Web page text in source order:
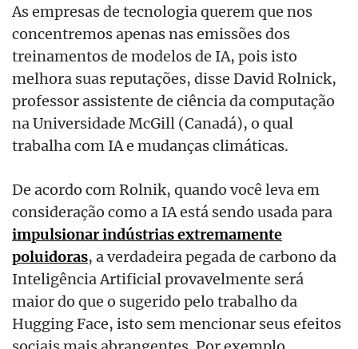
As empresas de tecnologia querem que nos
concentremos apenas nas emissões dos
treinamentos de modelos de IA, pois isto
melhora suas reputações, disse David Rolnick,
professor assistente de ciência da computação
na Universidade McGill (Canadá), o qual
trabalha com IA e mudanças climáticas.
De acordo com Rolnik, quando você leva em
consideração como a IA está sendo usada para
impulsionar indústrias extremamente
poluidoras, a verdadeira pegada de carbono da
Inteligência Artificial provavelmente será
maior do que o sugerido pelo trabalho da
Hugging Face, isto sem mencionar seus efeitos